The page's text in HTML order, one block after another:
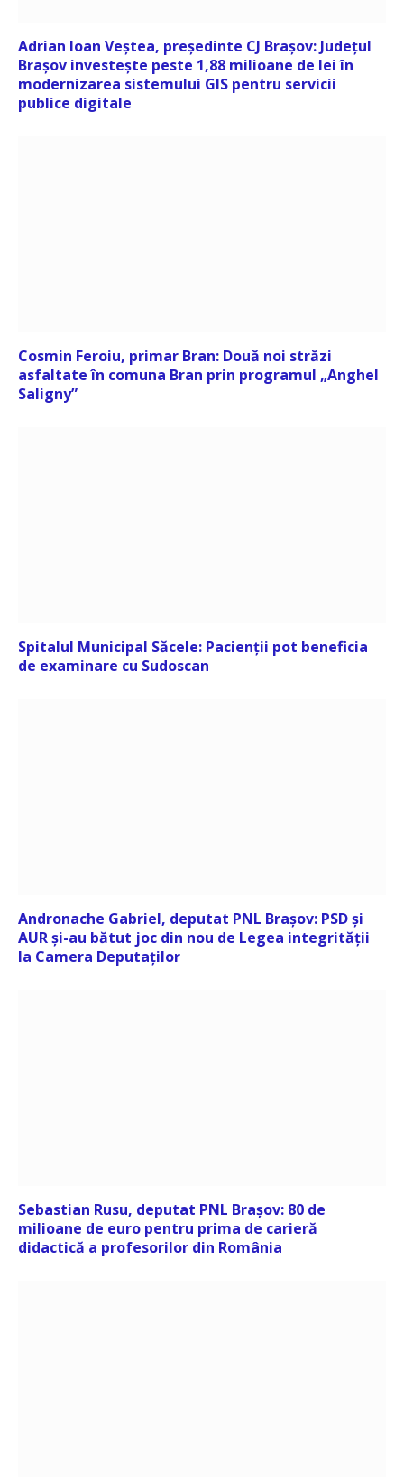
Adrian Ioan Veștea, președinte CJ Brașov: Județul
Brașov investește peste 1,88 milioane de lei în
modernizarea sistemului GIS pentru servicii
publice digitale
Cosmin Feroiu, primar Bran: Două noi străzi
asfaltate în comuna Bran prin programul „Anghel
Saligny”
Spitalul Municipal Săcele: Pacienții pot beneficia
de examinare cu Sudoscan
Andronache Gabriel, deputat PNL Brașov: PSD și
AUR și-au bătut joc din nou de Legea integrității
la Camera Deputaților
Sebastian Rusu, deputat PNL Brașov: 80 de
milioane de euro pentru prima de carieră
didactică a profesorilor din România